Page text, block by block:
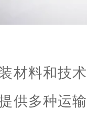
材料和技
供多种运